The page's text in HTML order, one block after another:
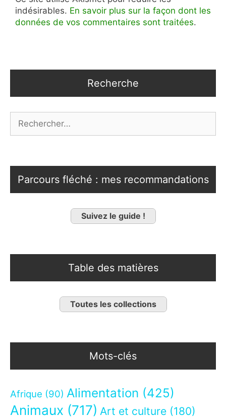
indésirables. En savoir plus sur la façon dont les
données de vos commentaires sont traitées.
Recherche
Parcours fléché : mes recommandations
Suivez le guide !
Table des matières
Toutes les collections
Mots-clés
Afrique (90) Alimentation (425)
Animaux (717) Art et culture (180)